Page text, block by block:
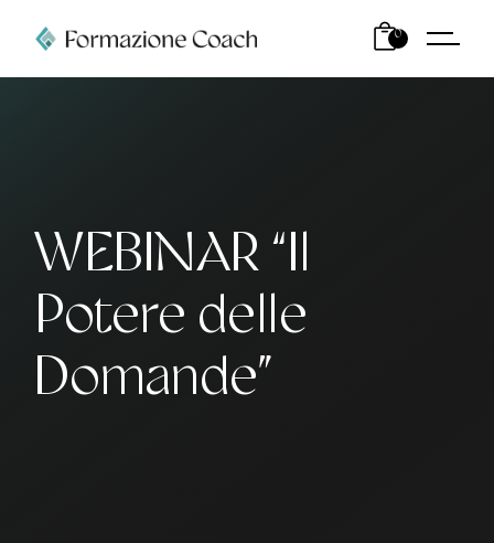
0
WEBINAR “Il
Potere delle
Domande”